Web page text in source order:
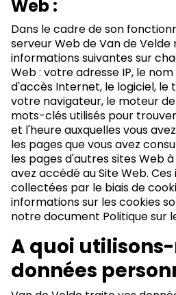
Web :
Dans le cadre de son
serveur Web de Van de Velde
informations suivantes sur
Web : votre adresse IP, le
d'accès Internet, le logiciel, le
votre navigateur, le moteur
mots-clés utilisés pour
et l'heure auxquelles vous
les pages que vous avez
les pages d'autres sites Web
avez accédé au Site Web.
collectées par le biais de
informations sur les cookies
notre document Politique sur
A quoi
données